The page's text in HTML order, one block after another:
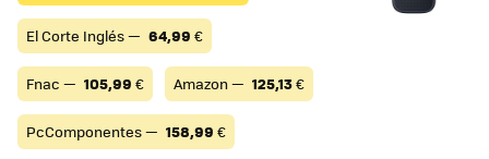
El Corte Inglés — 64,99 €
Fnac — 105,99 € Amazon — 125,13€
PcComponentes — 158,99 €